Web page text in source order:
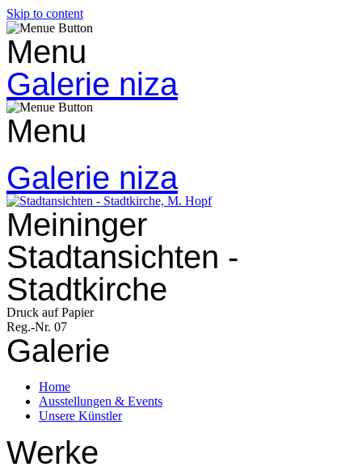
Skip to content
Menu
Galerie niza
Menu
Galerie niza
Meininger
Stadtansichten -
Stadtkirche
Druck auf Papier
Reg.-Nr. 07
Galerie
Home
Ausstellungen & Events
Unsere Künstler
Werke